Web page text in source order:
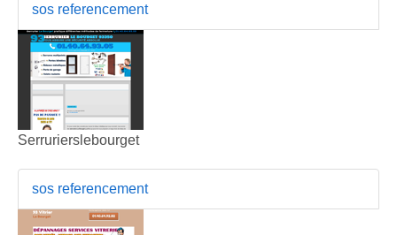
sos referencement
Serrurierslebourget
sos referencement